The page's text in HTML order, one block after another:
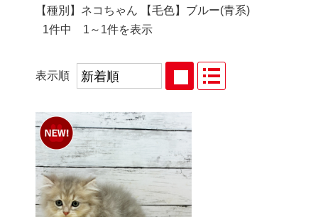
【種別】ネコちゃん 【毛色】ブルー(青系)
1件中 1～1件を表示
表示順